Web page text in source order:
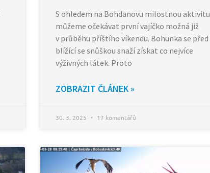
S ohledem na Bohdanovu milostnou aktivitu
můžeme očekávat první vajíčko možná již
v průběhu příštího víkendu. Bohunka se před
blížící se snůškou snaží získat co nejvíce
výživných látek. Proto
ZOBRAZIT ČLÁNEK »
30. 3. 2025 17 komentářů